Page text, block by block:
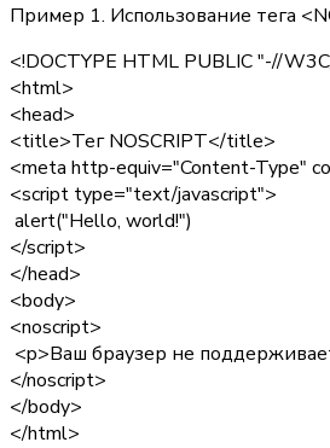
Пример 1. Использование тега
<!DOCTYPE HTML PUBLIC "-//
<html>
<head>
<title>Тег NOSCRIPT</title>
<meta http-equiv="Content-Type"
<script type="text/javascript">
alert("Hello, world!")
</script>
</head>
<body>
<noscript>
<p>Ваш браузер не
</noscript>
</body>
</html>